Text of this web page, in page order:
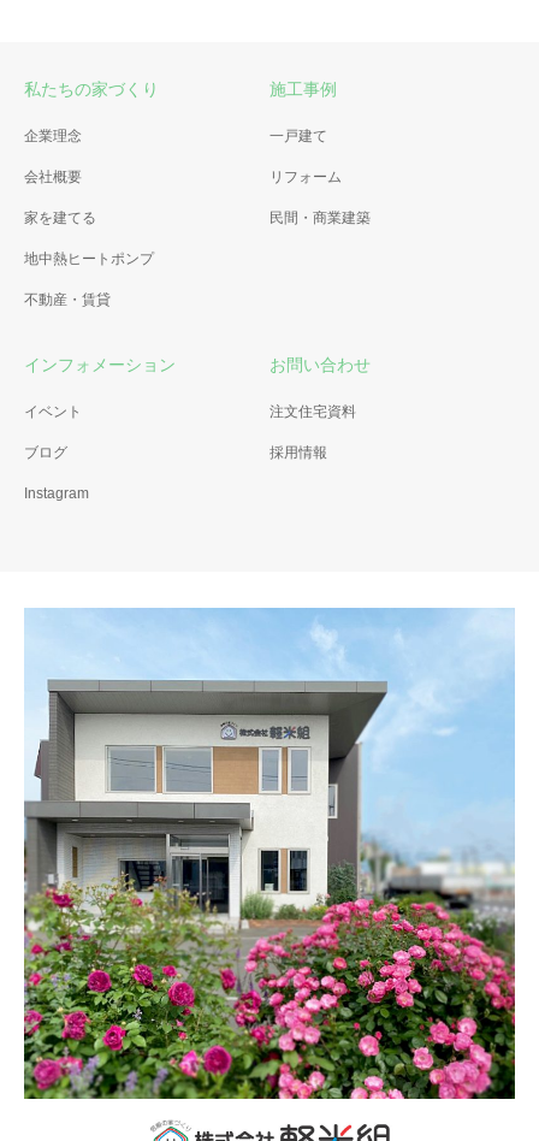
私たちの家づくり
企業理念
会社概要
家を建てる
地中熱ヒートポンプ
不動産・賃貸
施工事例
一戸建て
リフォーム
民間・商業建築
インフォメーション
イベント
ブログ
Instagram
お問い合わせ
注文住宅資料
採用情報